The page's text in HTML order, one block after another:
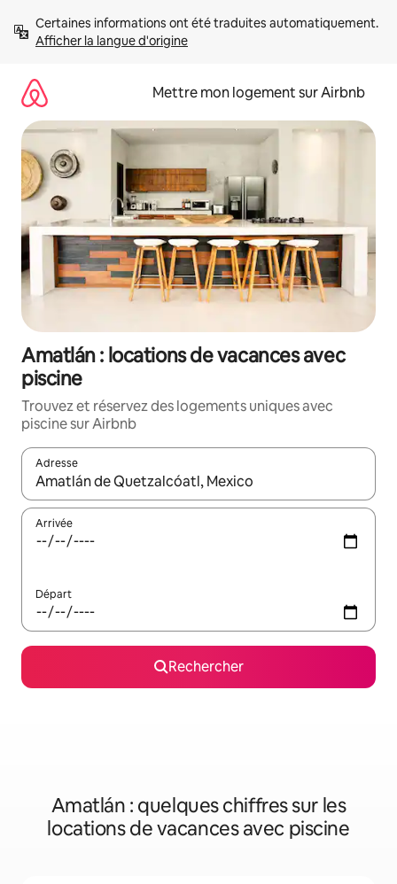
directement
Afficher la langue d'origine
Mettre mon logement sur Airbnb
Amatlán : locations de vacances avec
piscine
Trouvez et réservez des logements uniques avec
piscine sur Airbnb
Adresse
Lorsque les résultats s'affichent, utilisez les flèches vers le
Arrivée
Départ
Rechercher
Amatlán : quelques chiffres sur les
locations de vacances avec piscine